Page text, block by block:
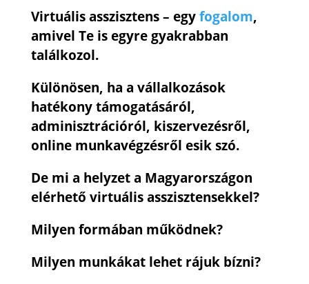
Virtuális asszisztens – egyfogalom,
amivel Te is egyre gyakrabban
találkozol.
Különösen, ha a vállalkozások
hatékony támogatásáról,
adminisztrációról, kiszervezésről,
online munkavégzésről esik szó.
De mi a helyzet a Magyarországon
elérhető virtuális asszisztensekkel?
Milyen formában működnek?
Milyen munkákat lehet rájuk bízni?